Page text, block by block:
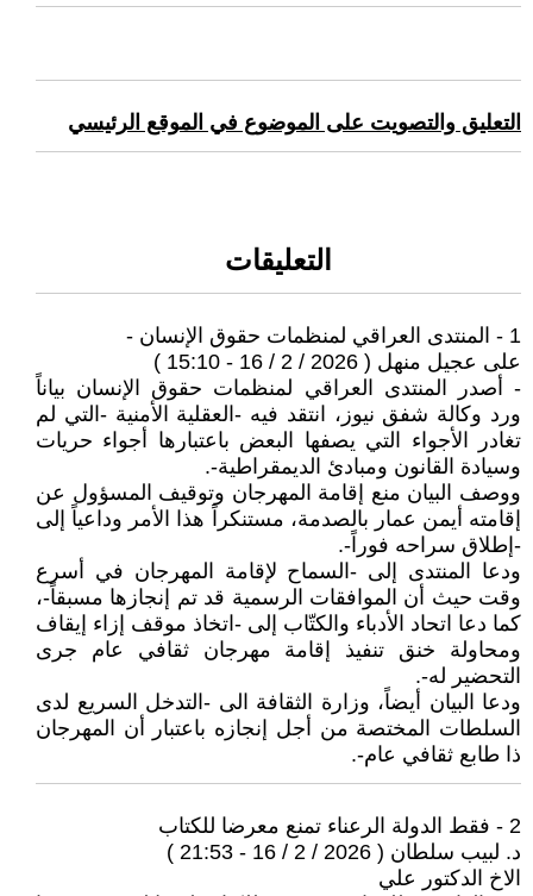
التعليق والتصويت على الموضوع في الموقع الرئيسي
التعليقات
1 - المنتدى العراقي لمنظمات حقوق الإنسان -
على عجيل منهل ( 2026 / 2 / 16 - 15:10 )
- أصدر المنتدى العراقي لمنظمات حقوق الإنسان بياناً
ورد وكالة شفق نيوز، انتقد فيه -العقلية الأمنية -التي لم
تغادر الأجواء التي يصفها البعض باعتبارها أجواء حريات
وسيادة القانون ومبادئ الديمقراطية-.
ووصف البيان منع إقامة المهرجان وتوقيف المسؤول عن
إقامته أيمن عمار بالصدمة، مستنكراً هذا الأمر وداعياً إلى
-إطلاق سراحه فوراً-.
ودعا المنتدى إلى -السماح لإقامة المهرجان في أسرع
وقت حيث أن الموافقات الرسمية قد تم إنجازها مسبقاً-،
كما دعا اتحاد الأدباء والكتّاب إلى -اتخاذ موقف إزاء إيقاف
ومحاولة خنق تنفيذ إقامة مهرجان ثقافي عام جرى
التحضير له-.
ودعا البيان أيضاً، وزارة الثقافة الى -التدخل السريع لدى
السلطات المختصة من أجل إنجازه باعتبار أن المهرجان
ذا طابع ثقافي عام-.
2 - فقط الدولة الرعناء تمنع معرضا للكتاب
د. لبيب سلطان ( 2026 / 2 / 16 - 21:53 )
الاخ الدكتور علي